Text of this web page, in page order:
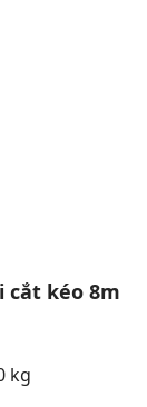
cắt kéo 8m
kg